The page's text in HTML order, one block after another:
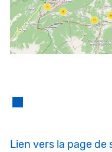
Lien vers la page de